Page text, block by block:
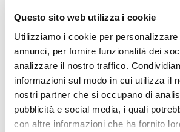
Questo sito web utilizza i cookie
Utilizziamo i cookie per
annunci, per fornire funzionalità dei
analizzare il nostro traffico.
informazioni sul modo in cui utilizza il
nostri partner che si occupano di
pubblicità e social media, i quali
con altre informazioni che ha fornito
Analyst’s
Company
Profile
GOVERNANCE
Board of
Directors